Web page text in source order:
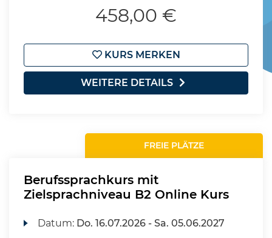
458,00 €
KURS MERKEN
WEITERE DETAILS
FREIE PLÄTZE
Berufssprachkurs mit
Zielsprachniveau B2 Online Kurs
Datum: Do. 16.07.2026 -Sa. 05.06.2027